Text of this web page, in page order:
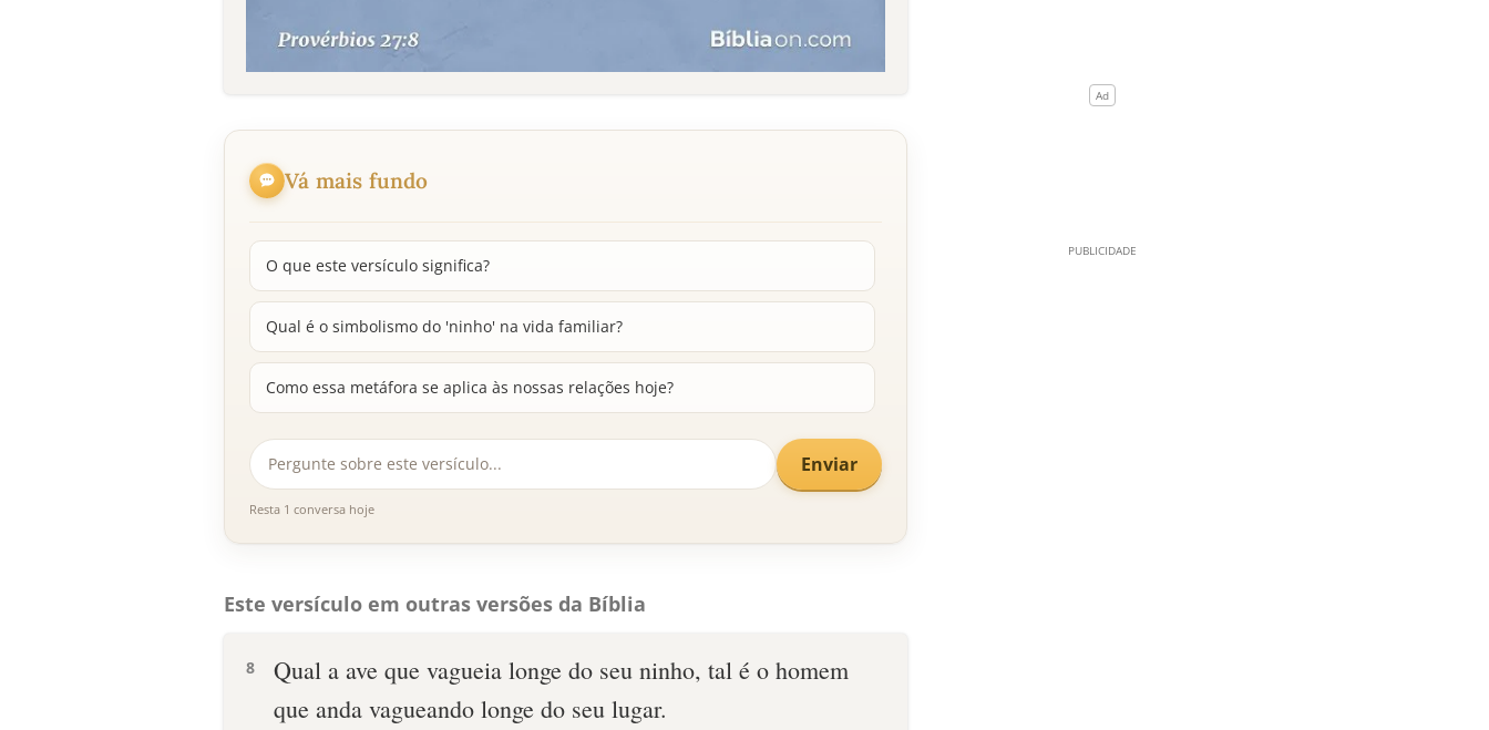
Vá mais fundo
O que este versículo significa?
Qual é o simbolismo do 'ninho' na vida familiar?
Como essa metáfora se aplica às nossas relações hoje?
Enviar
Resta 1 conversa hoje
Este versículo em outras versões da Bíblia
8
Qual a ave que vagueia longe do seu ninho, tal é o homem
que anda vagueando longe do seu lugar.